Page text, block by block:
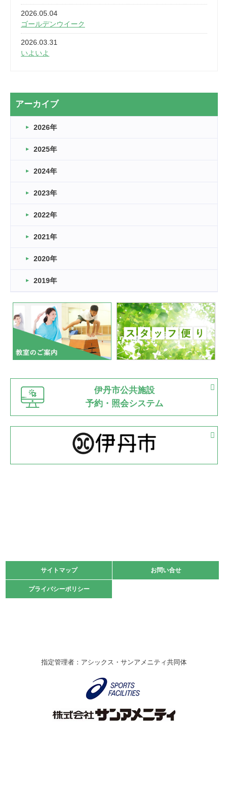
2026.05.04
ゴールデンウイーク
2026.03.31
いよいよ
2026.03.20
なぎなた
2026.03.16
車いすバスケとRくんのお話
卒業・卒園の季節★
2026.03.11
緑ケ丘体育館
2022.11.03
緑ケ丘体育館
いたっぼーる大会☆彡
緑ケ丘体育館
2022.07.03
市内総合体育大会が開始
緑ケ丘体育館 猪名川運動広場
古池運動広場
2022.06.12
県知事杯争奪バレーボール大会が開催
緑ケ丘体育館
2022.05.05
体育協会長杯 バドミントン競技の部
2022.05.22
緑ケ丘体育館
2021.10.23
卓球選手権大会ラージボールの部開催☆
伊丹市総合体育大会 バレーボール大会が開催されました
なわとびイベントを開催しました！
アーカイブ
2026年
2025年
2024年
2023年
2022年
2021年
2020年
2019年
伊丹市公共施設
予約・照会システム
サイトマップ お問い合せ
プライバシーポリシー
サイトマップ お問い合せ
プライバシーポリシー
指定管理者：アシックス・サンアメニティ共同体